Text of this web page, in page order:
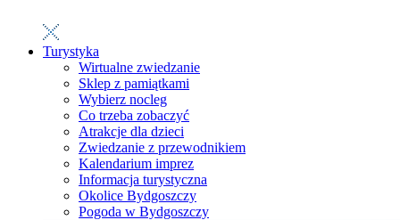
Turystyka
Wirtualne zwiedzanie
Sklep z pamiątkami
Wybierz nocleg
Co trzeba zobaczyć
Atrakcje dla dzieci
Zwiedzanie z przewodnikiem
Kalendarium imprez
Informacja turystyczna
Okolice Bydgoszczy
Pogoda w Bydgoszczy